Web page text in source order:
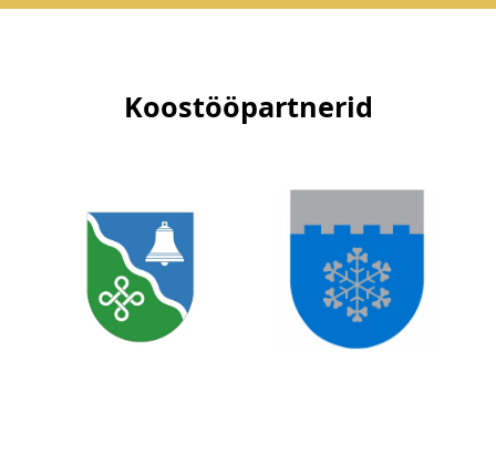
Koostööpartnerid